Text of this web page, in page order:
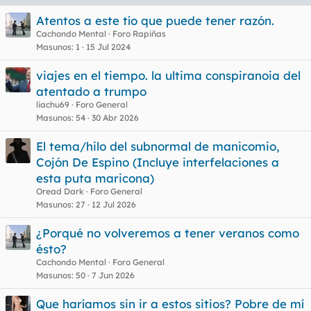
Atentos a este tío que puede tener razón.
Cachondo Mental
Foro Rapiñas
Masunos 1 15 Jul 2024
viajes en el tiempo. la ultima conspiranoia del
atentado a trumpo
liachu69
Foro General
Masunos 54 30 Abr 2026
El tema/hilo del subnormal de manicomio,
Cojón De Espino (Incluye interfelaciones a
esta puta maricona)
Oread Dark
Foro General
Masunos 27 12 Jul 2026
¿Porqué no volveremos a tener veranos como
ésto?
Cachondo Mental
Foro General
Masunos 50 7 Jun 2026
Que haríamos sin ir a estos sitios? Pobre de mí